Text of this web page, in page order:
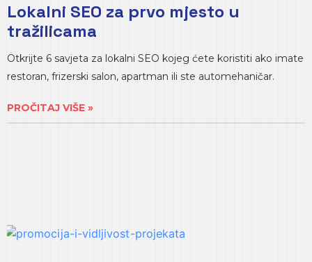
Lokalni SEO za prvo mjesto u
tražilicama
Otkrijte 6 savjeta za lokalni SEO kojeg ćete koristiti ako imate
restoran, frizerski salon, apartman ili ste automehaničar.
PROČITAJ VIŠE »